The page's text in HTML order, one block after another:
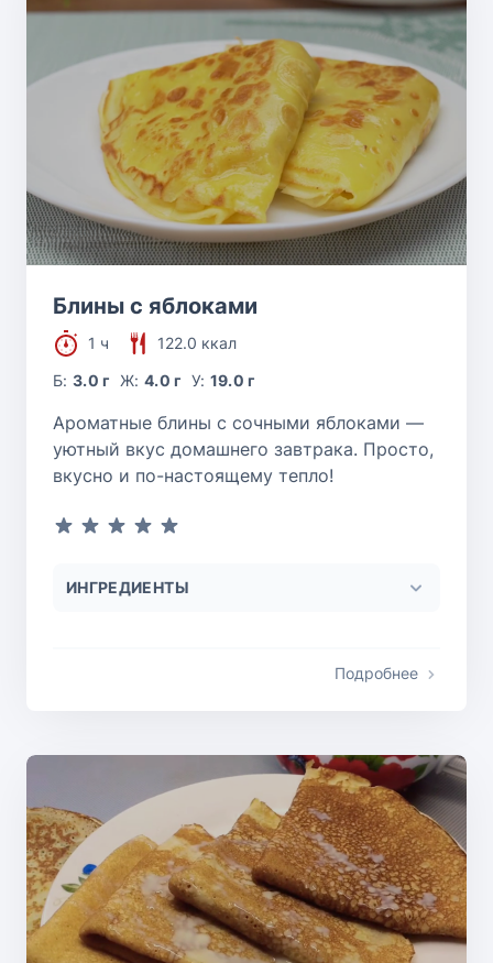
Блины с яблоками
1 ч
122.0 ккал
Б:3.0 г Ж: 4.0 г У: 19.0 г
Ароматные блины с сочными яблоками —
уютный вкус домашнего завтрака. Просто,
вкусно и по-настоящему тепло!
ИНГРЕДИЕНТЫ
Подробнее